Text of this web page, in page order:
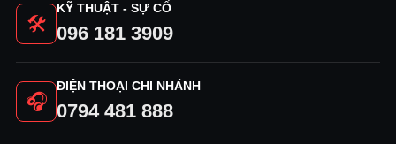
🛠
KỸ THUẬT - SỰ CỐ
096 181 3909
🎧
ĐIỆN THOẠI CHI NHÁNH
0794 481 888